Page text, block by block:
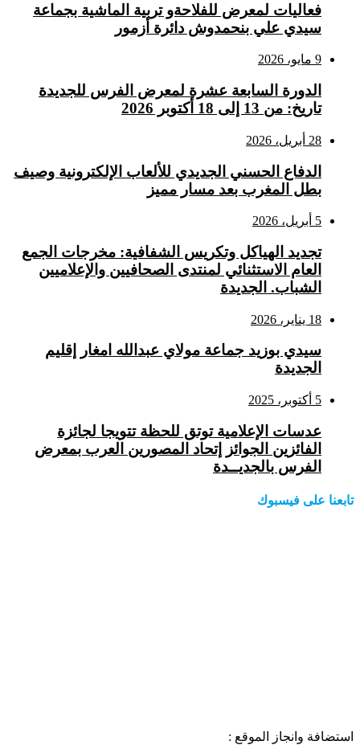
فعاليات لمعرض للفلاحةو تربية الماشية بجماعة
سيدي علي بنحمدوش دائرة أزمور
9 مايو، 2026
الدورة السابعة عشرة لمعرض الفرس للجديدة
تاريخ: من 13 إلى 18 أكتوبر 2026
28 أبريل، 2026
الدفاع الحسني الجديدي للألعاب الإلكترونية وصيف
بطل المغرب بعد مسار مميز
5 أبريل، 2026
تجديد الهياكل وتكريس الشفافية: مخرجات الجمع
العام الاستثنائي لمنتدى الصحافيين والإعلاميين
الشباب. الجديدة
18 يناير، 2026
سيدي بوزيد جماعة مولاي عبدالله امغار إقليم
الجديدة
5 أكتوبر، 2025
عدسات الإعلامية توتق للحظة تتويجا لجائزة
الفائزين الجوائز إتحاد المصورين العرب بمعرض
الفرس بالجديــدة
تابعنا على فيسبوك
استضافة وانجاز الموقع :